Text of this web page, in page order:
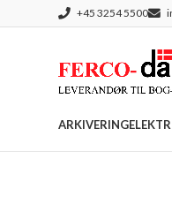
+45 3254 5500
ARKIVERING